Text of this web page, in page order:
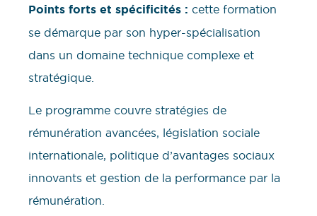
Points forts et spécificités : cette formation
se démarque par son hyper-spécialisation
dans un domaine technique complexe et
stratégique.
Le programme couvre stratégies de
rémunération avancées, législation sociale
internationale, politique d’avantages sociaux
innovants et gestion de la performance par la
rémunération.